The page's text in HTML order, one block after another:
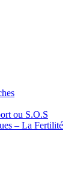
ou S.O.S
– La Fertilité